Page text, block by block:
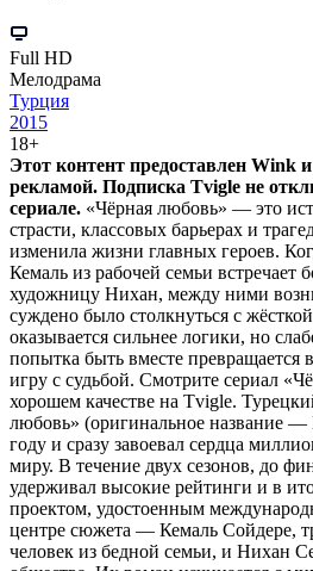
Full HD
Мелодрама
Турция
2015
18+
Этот контент предоставлен Wink
рекламой. Подписка Tvigle не
сериале. «Чёрная любовь» — это
страсти, классовых барьерах и
изменила жизни главных героев.
Кемаль из рабочей семьи встречает
художницу Нихан, между ними
суждено было столкнуться с
оказывается сильнее логики, но
попытка быть вместе превращается
игру с судьбой. Смотрите сериал
хорошем качестве на Tvigle.
любовь» (оригинальное название
году и сразу завоевал сердца
миру. В течение двух сезонов, до
удерживал высокие рейтинги и в
проектом, удостоенным
центре сюжета — Кемаль Сойдере,
человек из бедной семьи, и Нихан